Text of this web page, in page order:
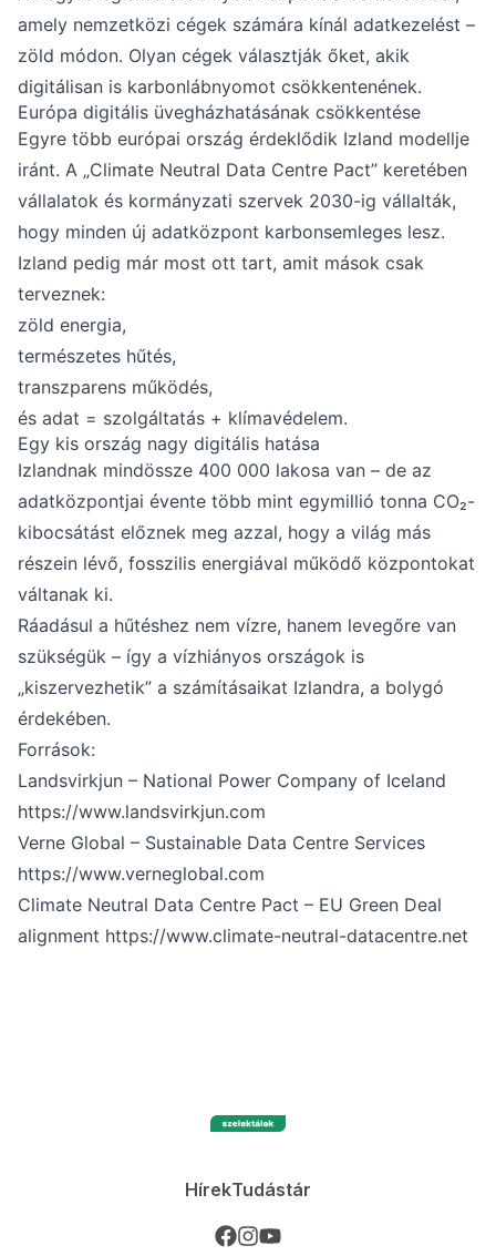
amely nemzetközi cégek számára kínál adatkezelést –
zöld módon. Olyan cégek választják őket, akik
digitálisan is karbonlábnyomot csökkentenének.
Európa digitális üvegházhatásának csökkentése
Egyre több európai ország érdeklődik Izland modellje
iránt. A „Climate Neutral Data Centre Pact” keretében
vállalatok és kormányzati szervek 2030-ig vállalták,
hogy minden új adatközpont karbonsemleges lesz.
Izland pedig már most ott tart, amit mások csak
terveznek:
zöld energia,
természetes hűtés,
transzparens működés,
és adat = szolgáltatás + klímavédelem.
Egy kis ország nagy digitális hatása
Izlandnak mindössze 400 000 lakosa van – de az
adatközpontjai évente több mint egymillió tonna CO₂-
kibocsátást előznek meg azzal, hogy a világ más
részein lévő, fosszilis energiával működő központokat
váltanak ki.
Ráadásul a hűtéshez nem vízre, hanem levegőre van
szükségük – így a vízhiányos országok is
„kiszervezhetik” a számításaikat Izlandra, a bolygó
érdekében.
Források:
Landsvirkjun – National Power Company of Iceland
https://www.landsvirkjun.com
Verne Global – Sustainable Data Centre Services
https://www.verneglobal.com
Climate Neutral Data Centre Pact – EU Green Deal
alignment https://www.climate-neutral-datacentre.net
HírekTudástár